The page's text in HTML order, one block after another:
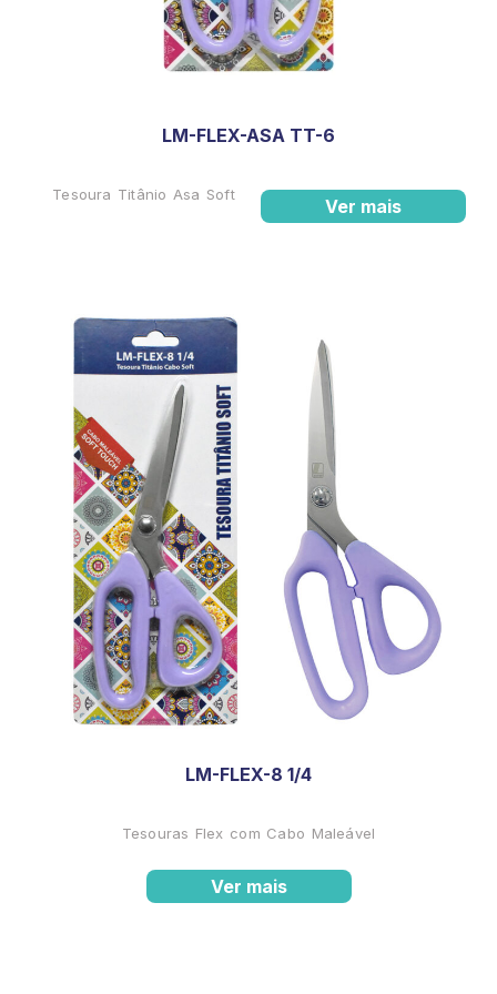
LM-FLEX-ASA TT-6
Tesoura Titânio Asa Soft
Ver mais
LM-FLEX-8 1/4
Tesouras Flex com Cabo Maleável
Ver mais